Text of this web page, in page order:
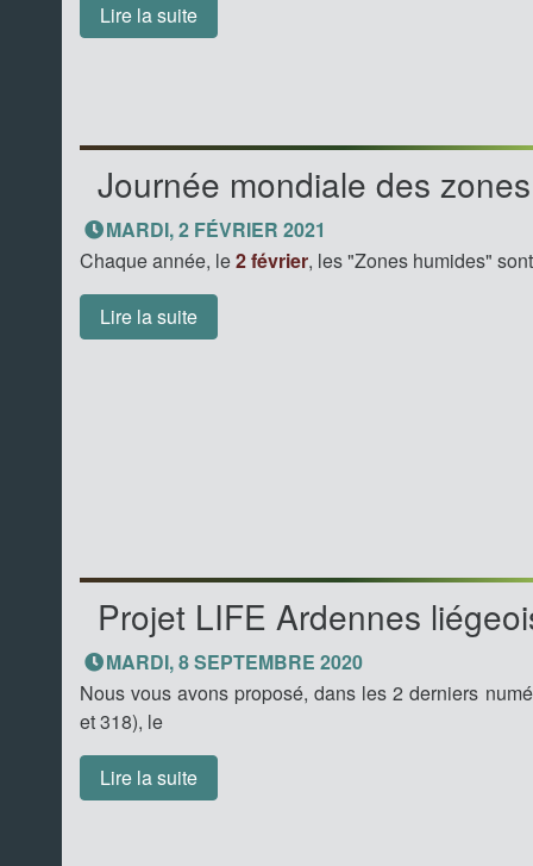
Lire la suite
Journée mondiale des
MARDI, 2 FÉVRIER 2021
Chaque année, le2 février, les "Zones humides"
Lire la suite
Projet LIFE Ardennes
MARDI, 8 SEPTEMBRE 2020
Nous vous avons proposé, dans les 2 derniers
et 318), le
Lire la suite